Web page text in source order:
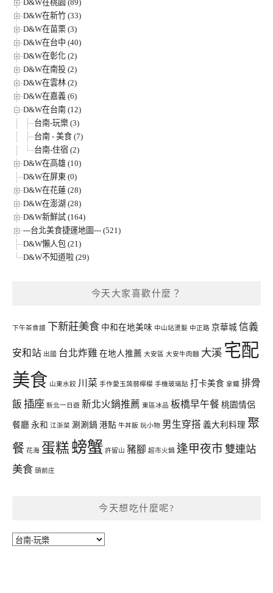
D&W在桃園 (89)
D&W在新竹 (33)
D&W在苗栗 (3)
D&W在台中 (40)
D&W在彰化 (2)
D&W在南投 (2)
D&W在雲林 (2)
D&W在嘉義 (6)
D&W在台南 (12)
台南-玩樂 (3)
台南 - 美食 (7)
台南-住宿 (2)
D&W在高雄 (10)
D&W在屏東 (0)
D&W在花蓮 (28)
D&W在澎湖 (28)
D&W新鮮試 (164)
---台北美食捷運地圖--- (521)
D&W懶人包 (21)
D&W不知道啦 (29)
今天大家喜歡什麼？
下午茶食譜 下新莊美食 中和在地美味 中山站燙髮 中正路 京華城 信義
安和站 出國 台北炸雞 在地人推薦 大安區 大安牛肉麵 大溪 宅配
美食 山東水餃 川菜 手作愛玉蒟蒻檸檬 手機玻璃貼 打卡美食 拿鐵 排骨
飯 插座 新北一日遊 新北火鍋推薦 東區冰品 板橋早午餐 桃園情侶
餐廳 永和 江浙菜 涮涮鍋 港點 牛丼飯 玩小物 男生穿搭 義大利料理 聚
餐 花海 蛋糕 螃蟹 許留山 豬腳 超市火鍋 逢甲夜市 雙連站
美食 頭前庄
今天想吃什麼呢?
今